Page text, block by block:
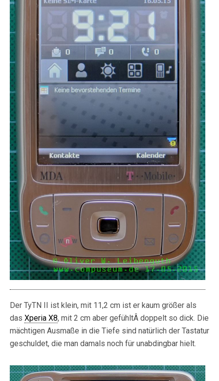
Der TyTN II ist klein, mit 11,2 cm ist er kaum größer als
das Xperia X8, mit 2 cm aber gefühltÂ doppelt so dick. Die
mächtigen Ausmaße in die Tiefe sind natürlich der Tastatur
geschuldet, die man damals noch für unabdingbar hielt.